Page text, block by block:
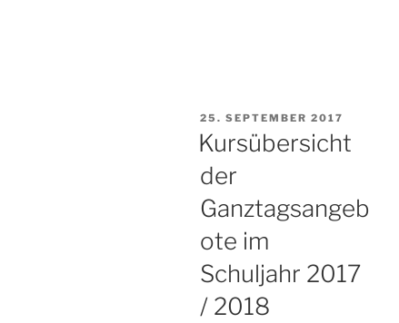
VERÖFFENTLICHT
AM
25. SEPTEMBER 2017
Kursübersicht
der
Ganztagsangeb
ote im
Schuljahr 2017
/ 2018